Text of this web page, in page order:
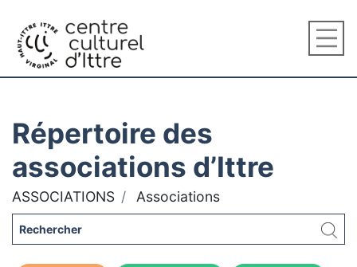
Répertoire des
associations d’Ittre
ASSOCIATIONS Associations